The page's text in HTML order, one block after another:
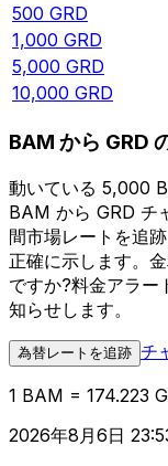
500 GRD
1,000 GRD
5,000 GRD
10,000 GRD
BAM から GRD
動いている 5,000
BAM から GRD チ
間市場レートを追
正確に示します。
ですか?料金アラー
知らせします。
為替レートを追跡 チ
1 BAM = 174.223
2026年8月6日